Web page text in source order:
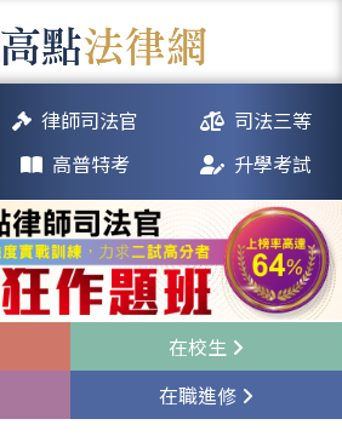
律師司法官
司法三等
高普特考 升學考試
在校生
在職進修